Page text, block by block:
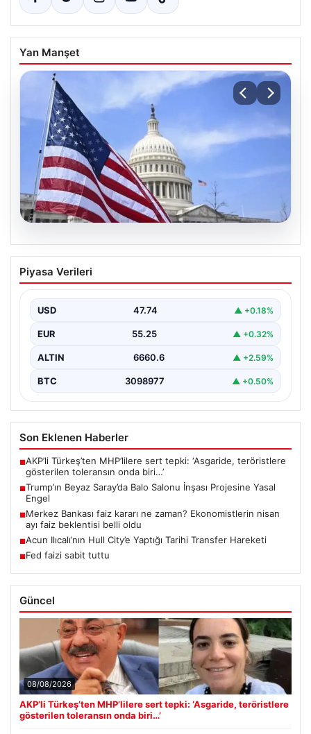
Yan Manşet
07.08.2026
Trump’ın Beyaz Saray’da Balo Salonu
İnşası Projesine Yasal Engel
Trump, Beyaz Saray’da yeni bir balo salonu inşa…
Piyasa Verileri
USD 47.74 ▲ +0.18%
EUR 55.25 ▲ +0.32%
ALTIN 6660.6 ▲ +2.59%
BTC 3098977 ▲ +0.50%
Son Eklenen Haberler
■AKP’li Türkeş’ten MHP’lilere sert tepki: ‘Asgaride, teröristlere
gösterilen toleransın onda biri…’
■Trump’ın Beyaz Saray’da Balo Salonu İnşası Projesine Yasal
Engel
■Merkez Bankası faiz kararı ne zaman? Ekonomistlerin nisan
ayı faiz beklentisi belli oldu
■Acun Ilıcalı’nın Hull City’e Yaptığı Tarihi Transfer Hareketi
■Fed faizi sabit tuttu
Güncel
08/08/2026
AKP’li Türkeş’ten MHP’lilere sert tepki: ‘Asgaride, teröristlere
gösterilen toleransın onda biri…’